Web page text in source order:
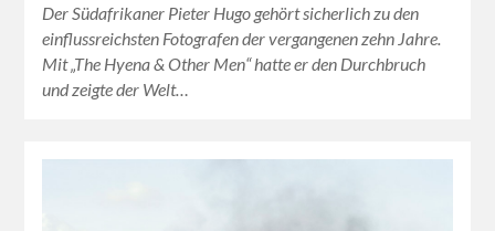
Der Südafrikaner Pieter Hugo gehört sicherlich zu den
einflussreichsten Fotografen der vergangenen zehn Jahre.
Mit „The Hyena & Other Men“ hatte er den Durchbruch
und zeigte der Welt…